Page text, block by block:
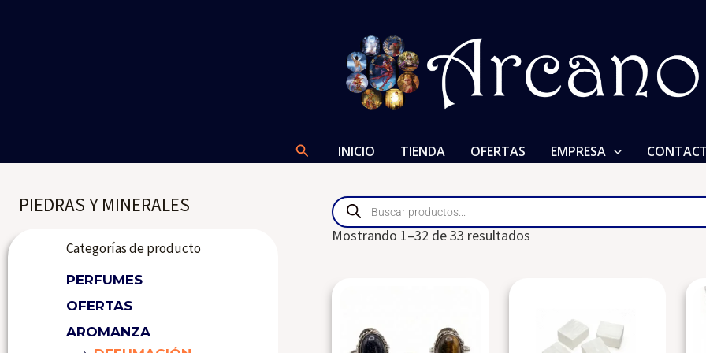
Buscar INICIO TIENDA OFERTAS EMPRESA
PIEDRAS Y MINERALES
Categorías de producto
PERFUMES
OFERTAS
AROMANZA
Products
search
Mostrando 1–32 de 33 resultados
tiene
Selenita